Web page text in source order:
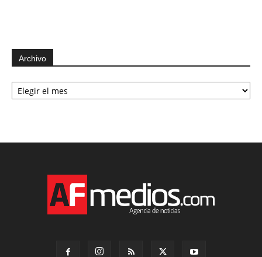
Archivo
Archivo